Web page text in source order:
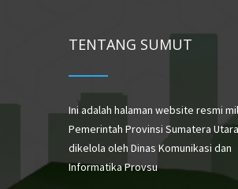
TENTANG SUMUT
Ini adalah halaman website resmi
Pemerintah Provinsi Sumatera
dikelola oleh Dinas Komunikasi dan
Informatika Provsu